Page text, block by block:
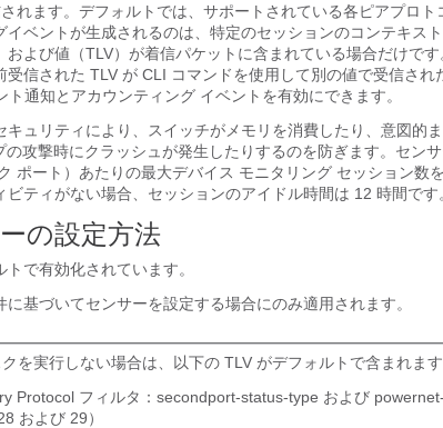
れます。デフォルトでは、サポートされている各ピアプロト
イベントが生成されるのは、特定のセッションのコンテキス
および値（TLV）が着信パケットに含まれている場合だけで
受信された TLV が CLI コマンドを使用して別の値で受信され
通知とアカウンティング イベントを有効にできます。
ュリティにより、スイッチがメモリを消費したり、意図的
攻撃時にクラッシュが発生したりするのを防ぎます。セン
ポート）あたりの最大デバイス モニタリング セッション数
ビティがない場合、セッションのアイドル時間は 12 時間です
の設定方法
で有効化されています。
基づいてセンサーを設定する場合にのみ適用されます。
を実行しない場合は、以下の TLV がデフォルトで含まれます
Protocol フィルタ：secondport-status-type および
および 29）